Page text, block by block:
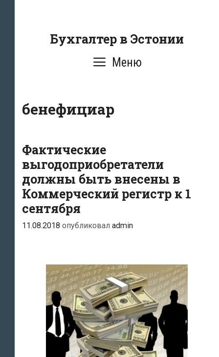
содержаниюБухгалтер в Эстонии
Меню
бенефициар
Фактические
выгодоприобретатели
должны быть внесены в
Коммерческий регистр к 1
сентября
11.08.2018 опубликовал admin